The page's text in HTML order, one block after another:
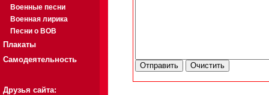
Военные песни
Военная лирика
Песни о ВОВ
Плакаты
Самодеятельность
Друзья сайта: